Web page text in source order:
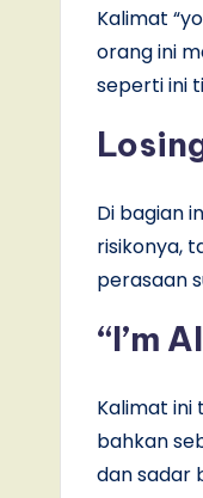
Kalimat
orang ini
seperti ini
Di bagian
risikonya,
perasaan
“I’m
Kalimat ini
bahkan
dan sadar